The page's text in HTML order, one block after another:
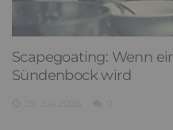
Scapegoating: Wenn
Sündenbock wird